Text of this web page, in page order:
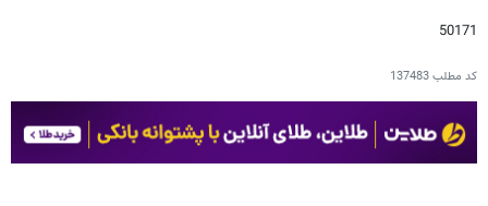
50171
کد مطلب137483